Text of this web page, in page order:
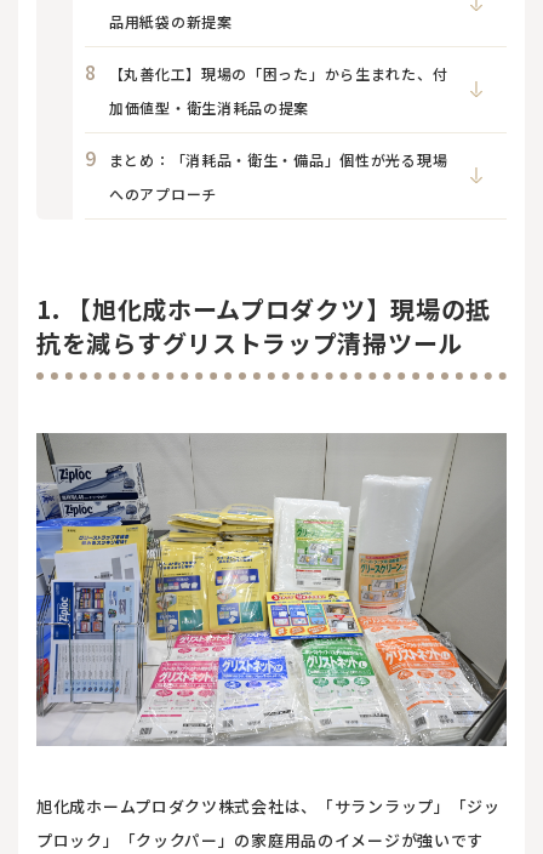
品用紙袋の新提案
【丸善化工】現場の「困った」から生まれた、付
加価値型・衛生消耗品の提案
まとめ：「消耗品・衛生・備品」個性が光る現場
へのアプローチ
1. 【旭化成ホームプロダクツ】現場の抵
抗を減らすグリストラップ清掃ツール
旭化成ホームプロダクツ株式会社は、「サランラップ」「ジッ
プロック」「クックパー」の家庭用品のイメージが強いです